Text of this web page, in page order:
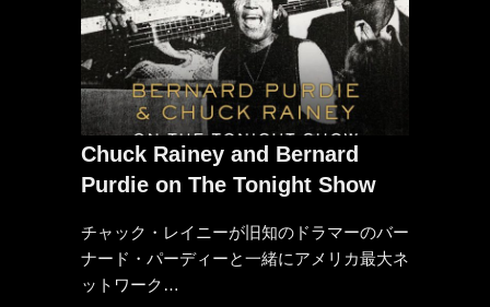
Chuck Rainey and Bernard
Purdie on The Tonight Show
チャック・レイニーが旧知のドラマーのバー
ナード・パーディーと一緒にアメリカ最大ネ
ットワーク…